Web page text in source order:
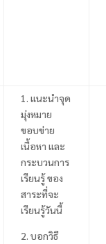
1. แนะนำจุด
มุ่งหมาย
ขอบข่าย
เนื้อหา และ
กระบวนการ
เรียนรู้ ของ
สาระที่จะ
เรียนรู้วันนี้
2. บอกวิธี